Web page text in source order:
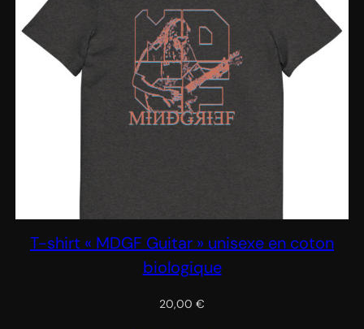
T-shirt « MDGF Guitar » unisexe en coton
biologique
20,00 €